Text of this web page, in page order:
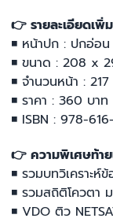
👉 รายละเอียดเพิ่
◾ หน้าปก : ปกอ่อน
◾ ขนาด : 208 x
◾ จำนวนหน้า :
◾ ราคา : 360 บาท
◾ ISBN : 978-
👉 ความพิเศษท้า
◾ รวมบทวิเคราะห์
◾ รวมสถิติโควตา
◾ VDO ติว